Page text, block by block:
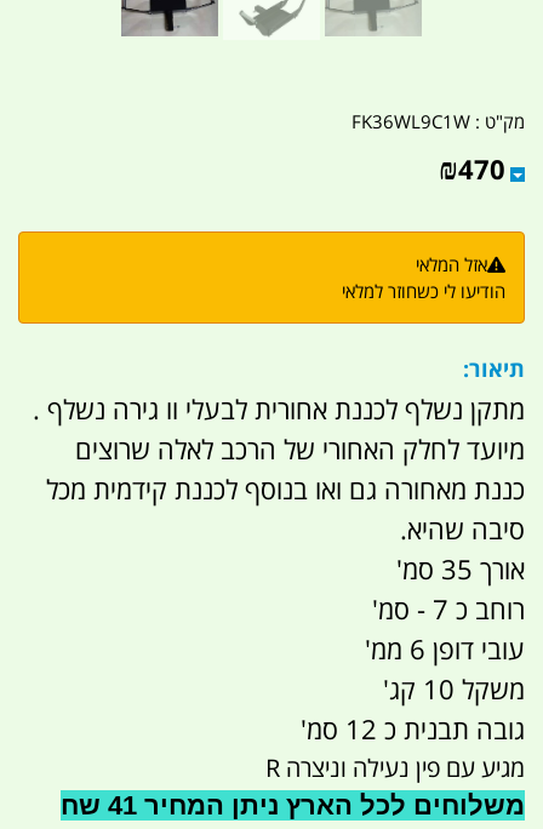
מק"ט : FK36WL9C1W
₪470
אזל המלאי
הודיעו לי כשחוזר למלאי
תיאור:
מתקן נשלף לכננת אחורית לבעלי וו גירה נשלף .
מיועד לחלק האחורי של הרכב לאלה שרוצים
כננת מאחורה גם ואו בנוסף לכננת קידמית מכל
סיבה שהיא.
אורך 35 סמ'
רוחב כ 7 - סמ'
עובי דופן 6 ממ'
משקל 10 קג'
גובה תבנית כ 12 סמ'
מגיע עם פין נעילה וניצרה R
משלוחים לכל הארץ ניתן המחיר 41 שח